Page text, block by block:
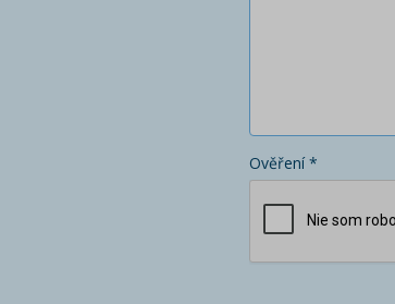
Ověření *